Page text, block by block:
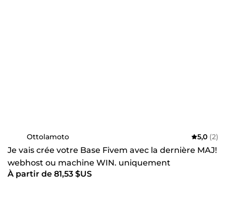
Ottolamoto 5,0 (2)
Je vais crée votre Base Fivem avec la dernière MAJ!
webhost ou machine WIN. uniquement
À partir de 81,53 $US